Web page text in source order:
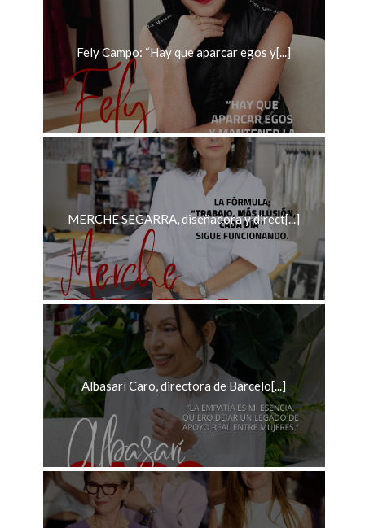
Fely Campo: “Hay que aparcar egos y[...]
MERCHE SEGARRA, diseñadora y direct[...]
Albasarí Caro, directora de Barcelo[...]